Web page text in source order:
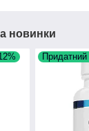
новинки